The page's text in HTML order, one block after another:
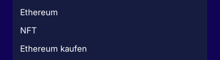
Ethereum
NFT
Ethereum kaufen